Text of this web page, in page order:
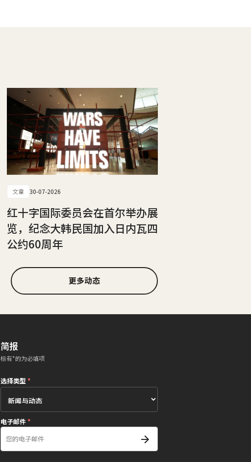
文章 30-07-2026
红十字国际委员会在首尔举办展
览，纪念大韩民国加入日内瓦四
公约60周年
更多动态
简报
标有*的为必填项
选择类型 *
电子邮件*